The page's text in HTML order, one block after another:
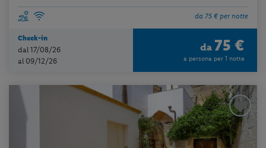
da 75 € per notte
Check-in
dal 17/08/26
al 09/12/26
da 75 €
a persona per 1 notte